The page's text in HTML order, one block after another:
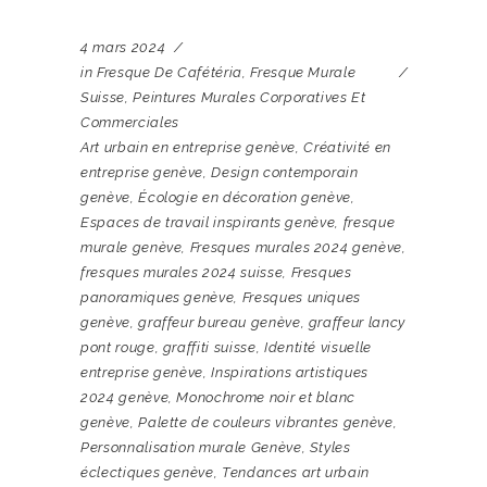
4 mars 2024
in Fresque De Cafétéria ,Fresque Murale
Suisse ,Peintures Murales Corporatives Et
Commerciales
Art urbain en entreprise genève ,Créativité en
entreprise genève ,Design contemporain
genève ,Écologie en décoration genève
Espaces de travail inspirants genève fresque
murale genève Fresques murales 2024 genève
fresques murales 2024 suisse Fresques
panoramiques genève Fresques uniques
genève ,graffeur bureau genève graffeur lancy
pont rouge graffiti suisse Identité visuelle
entreprise genève ,Inspirations artistiques
2024 genève ,Monochrome noir et blanc
genève ,Palette de couleurs vibrantes genève
Personnalisation murale Genève Styles
éclectiques genève Tendances art urbain